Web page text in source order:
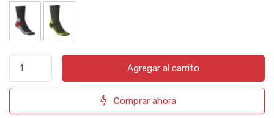
Agregar al carrito
Comprar ahora